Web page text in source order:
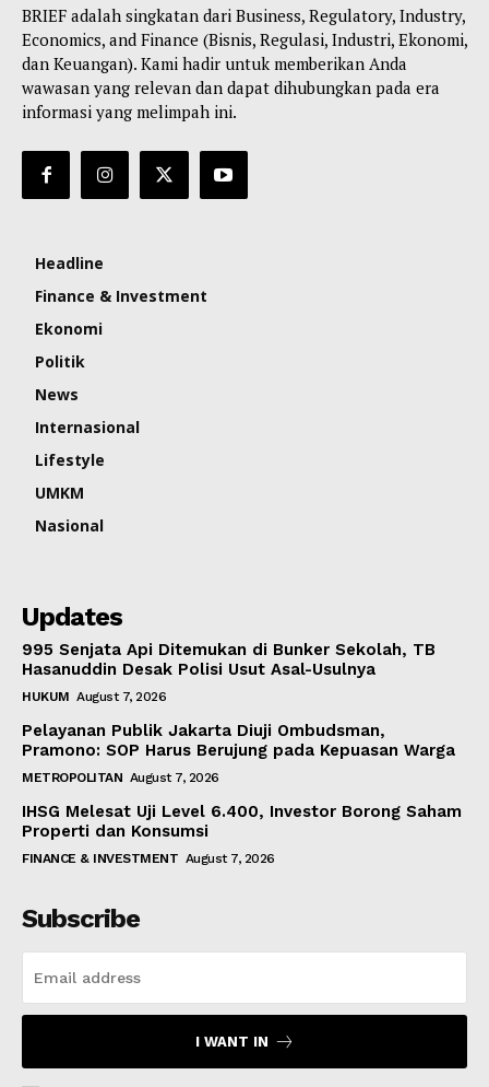
BRIEF adalah singkatan dari Business, Regulatory, Industry,
Economics, and Finance (Bisnis, Regulasi, Industri, Ekonomi,
dan Keuangan). Kami hadir untuk memberikan Anda
wawasan yang relevan dan dapat dihubungkan pada era
informasi yang melimpah ini.
Headline
Finance & Investment
Ekonomi
Politik
News
Internasional
Lifestyle
UMKM
Nasional
Updates
995 Senjata Api Ditemukan di Bunker Sekolah, TB
Hasanuddin Desak Polisi Usut Asal-Usulnya
HUKUM August 7, 2026
Pelayanan Publik Jakarta Diuji Ombudsman,
Pramono: SOP Harus Berujung pada Kepuasan Warga
METROPOLITAN August 7, 2026
IHSG Melesat Uji Level 6.400, Investor Borong Saham
Properti dan Konsumsi
FINANCE & INVESTMENT August 7, 2026
Subscribe
I WANT IN